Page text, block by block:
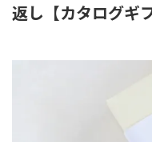
返し【カタログギ